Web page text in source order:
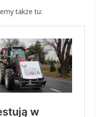
także tu: